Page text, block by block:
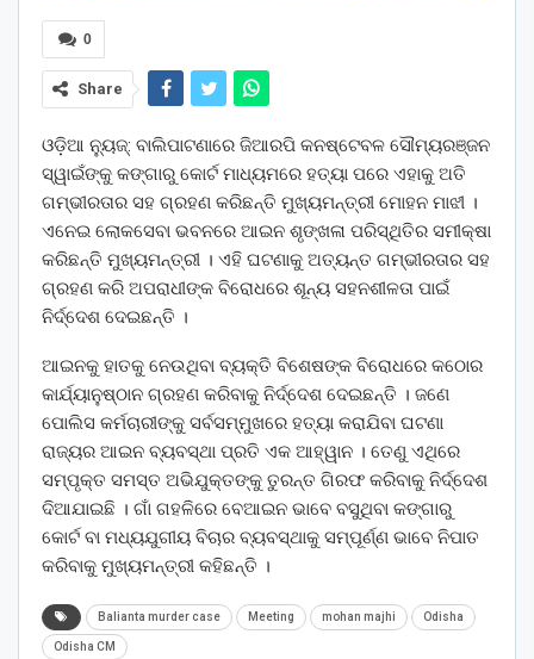
0
Share
ଓଡ଼ିଆ ନ୍ୟୁଜ୍: ବାଲିପାଟଣାରେ ଜିଆରପି କନଷ୍ଟେବଳ ସୌମ୍ୟରଞ୍ଜନ
ସ୍ୱାଇଁଙ୍କୁ କଙ୍ଗାରୁ କୋର୍ଟ ମାଧ୍ୟମରେ ହତ୍ୟା ପରେ ଏହାକୁ ଅତି
ଗମ୍ଭୀରତାର ସହ ଗ୍ରହଣ କରିଛନ୍ତି ମୁଖ୍ୟମନ୍ତ୍ରୀ ମୋହନ ମାଝୀ ।
ଏନେଇ ଲୋକସେବା ଭବନରେ ଆଇନ ଶୃଙ୍ଖଳା ପରିସ୍ଥିତିର ସମୀକ୍ଷା
କରିଛନ୍ତି ମୁଖ୍ୟମନ୍ତ୍ରୀ । ଏହି ଘଟଣାକୁ ଅତ୍ୟନ୍ତ ଗମ୍ଭୀରତାର ସହ
ଗ୍ରହଣ କରି ଅପରାଧୀଙ୍କ ବିରୋଧରେ ଶୂନ୍ୟ ସହନଶୀଳତା ପାଇଁ
ନିର୍ଦ୍ଦେଶ ଦେଇଛନ୍ତି ।
ଆଇନକୁ ହାତକୁ ନେଉଥିବା ବ୍ୟକ୍ତି ବିଶେଷଙ୍କ ବିରୋଧରେ କଠୋର
କାର୍ଯ୍ୟାନୁଷ୍ଠାନ ଗ୍ରହଣ କରିବାକୁ ନିର୍ଦ୍ଦେଶ ଦେଇଛନ୍ତି । ଜଣେ
ପୋଲିସ କର୍ମଚାରୀଙ୍କୁ ସର୍ବସମ୍ମୁଖରେ ହତ୍ୟା କରାଯିବା ଘଟଣା
ରାଜ୍ୟର ଆଇନ ବ୍ୟବସ୍ଥା ପ୍ରତି ଏକ ଆହ୍ୱାନ । ତେଣୁ ଏଥିରେ
ସମ୍ପୃକ୍ତ ସମସ୍ତ ଅଭିଯୁକ୍ତଙ୍କୁ ତୁରନ୍ତ ଗିରଫ କରିବାକୁ ନିର୍ଦ୍ଦେଶ
ଦିଆଯାଇଛି । ଗାଁ ଗହଳିରେ ବେଆଇନ ଭାବେ ବସୁଥିବା କଙ୍ଗାରୁ
କୋର୍ଟ ବା ମଧ୍ୟଯୁଗୀୟ ବିଚାର ବ୍ୟବସ୍ଥାକୁ ସମ୍ପୂର୍ଣ୍ଣ ଭାବେ ନିପାତ
କରିବାକୁ ମୁଖ୍ୟମନ୍ତ୍ରୀ କହିଛନ୍ତି ।
Balianta murder case Meeting mohan majhi Odisha
Odisha CM